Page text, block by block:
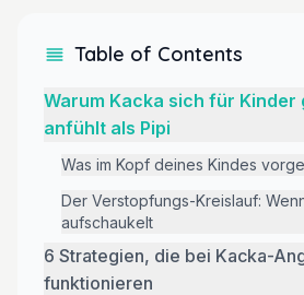
Table of Contents
Warum Kacka sich für Kinder
anfühlt als Pipi
Was im Kopf deines Kindes
Der Verstopfungs-Kreislauf:
aufschaukelt
6 Strategien, die bei Kacka-
funktionieren